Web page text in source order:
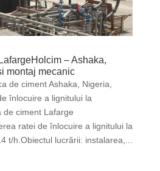
– Ashaka,
montaj mecanic
de ciment Ashaka, Nigeria,
înlocuire a lignitului la
de ciment Lafarge
ratei de înlocuire a lignitului la
t/h.Obiectul lucrării: instalarea,...